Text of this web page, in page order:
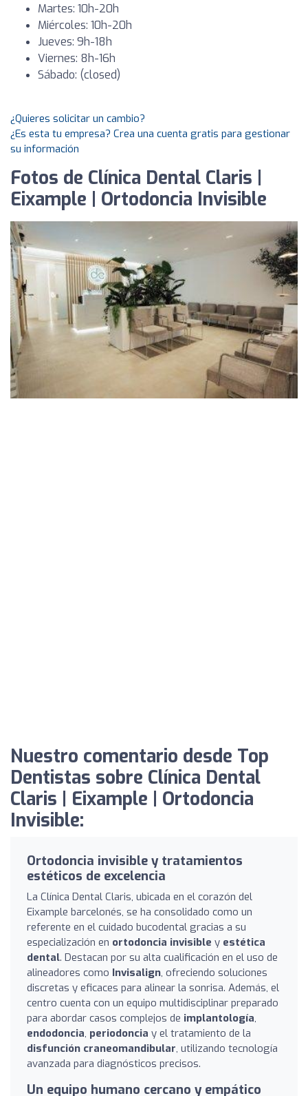
Martes: 10h-20h
Miércoles: 10h-20h
Jueves: 9h-18h
Viernes: 8h-16h
Sábado: (closed)
¿Quieres solicitar un cambio?
¿Es esta tu empresa? Crea una cuenta gratis para gestionar
su información
Fotos de Clínica Dental Claris |
Eixample | Ortodoncia Invisible
Nuestro comentario desde Top
Dentistas sobre Clínica Dental
Claris | Eixample | Ortodoncia
Invisible:
Ortodoncia invisible y tratamientos
estéticos de excelencia
La Clínica Dental Claris, ubicada en el corazón del
Eixample barcelonés, se ha consolidado como un
referente en el cuidado bucodental gracias a su
especialización en ortodoncia invisible y estética
dental. Destacan por su alta cualificación en el uso de
alineadores como Invisalign, ofreciendo soluciones
discretas y eficaces para alinear la sonrisa. Además, el
centro cuenta con un equipo multidisciplinar preparado
para abordar casos complejos de implantología,
endodoncia, periodoncia y el tratamiento de la
disfunción craneomandibular, utilizando tecnología
avanzada para diagnósticos precisos.
Un equipo humano cercano y empático